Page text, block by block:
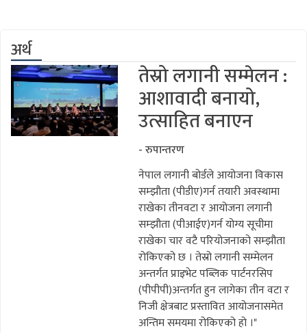
अर्थ
तेस्रो लगानी सम्मेलन :
आशावादी बनायो,
उत्साहित बनाएन
- रुपान्तरण
नेपाल लगानी बोर्डले आयोजना विकास
सम्झौता (पीडीए)गर्न तयारी अवस्थामा
राखेका तीनवटा र आयोजना लगानी
सम्झौता (पीआईए)गर्न योग्य सूचीमा
राखेका चार वटै परियोजनाको सम्झौता
रोकिएको छ । तेस्रो लगानी सम्मेलन
अन्तर्गत प्राइभेट पब्लिक पार्टनरसिप
(पीपीपी)अन्तर्गत हुन लागेका तीन वटा र
निजी क्षेत्रबाट प्रस्तावित आयोजनासमेत
अन्तिम समयमा रोकिएको हो ।"